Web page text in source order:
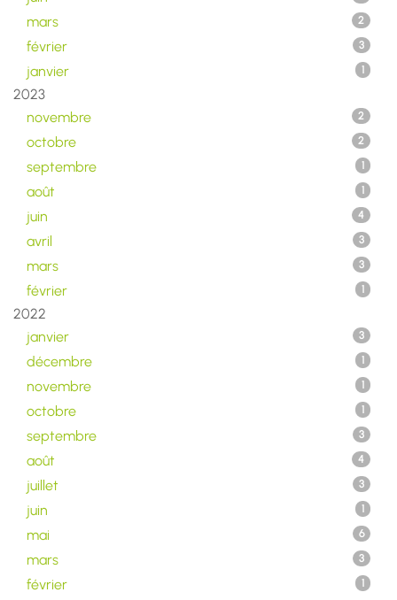
mars 2
février 3
janvier 1
2023
novembre
2
octobre 2
septembre 1
août 1
juin 4
avril 3
mars 3
février 1
2022
janvier
3
décembre 1
novembre 1
octobre 1
septembre 3
août 4
juillet 3
juin 1
mai 6
mars 3
février 1